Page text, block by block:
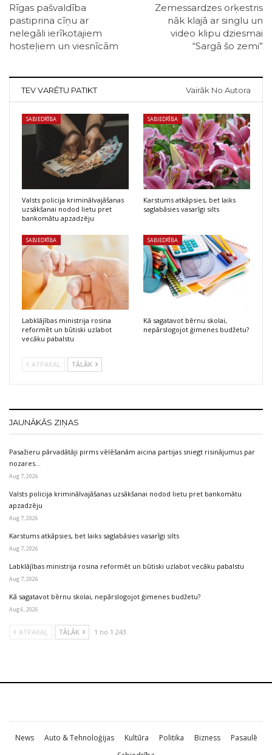
Rīgas pašvaldība
pastiprina cīņu ar
nelegāli ierīkotajiem
hosteļiem un viesnīcām
Zemessardzes orķestris
nāk klajā ar singlu un
video klipu dziesmai
“Sargā šo zemi”
TEV VARĒTU PATIKT Vairāk No Autora
SABIEDRĪBA
Valsts policija kriminālvajāšanas
uzsākšanai nodod lietu pret
bankomātu apzadzēju
SABIEDRĪBA
Karstums atkāpsies, bet laiks
saglabāsies vasarīgi silts
SABIEDRĪBA
Labklājības ministrija rosina
reformēt un būtiski uzlabot
vecāku pabalstu
SABIEDRĪBA
Kā sagatavot bērnu skolai,
nepārslogojot ģimenes budžetu?
ATPAKAĻ TĀLĀK
JAUNĀKĀS ZIŅAS
Pasažieru pārvadātāji pirms vēlēšanām aicina partijas sniegt risinājumus par
nozares…
Aug 7, 2026
Valsts policija kriminālvajāšanas uzsākšanai nodod lietu pret bankomātu
apzadzēju
Aug 7, 2026
Karstums atkāpsies, bet laiks saglabāsies vasarīgi silts
Aug 7, 2026
Labklājības ministrija rosina reformēt un būtiski uzlabot vecāku pabalstu
Aug 7, 2026
Kā sagatavot bērnu skolai, nepārslogojot ģimenes budžetu?
Aug 6, 2026
ATPAKAĻ TĀLĀK 1 no 1 243
News Auto & Tehnoloģijas Kultūra Politika Bizness
Pasaulē